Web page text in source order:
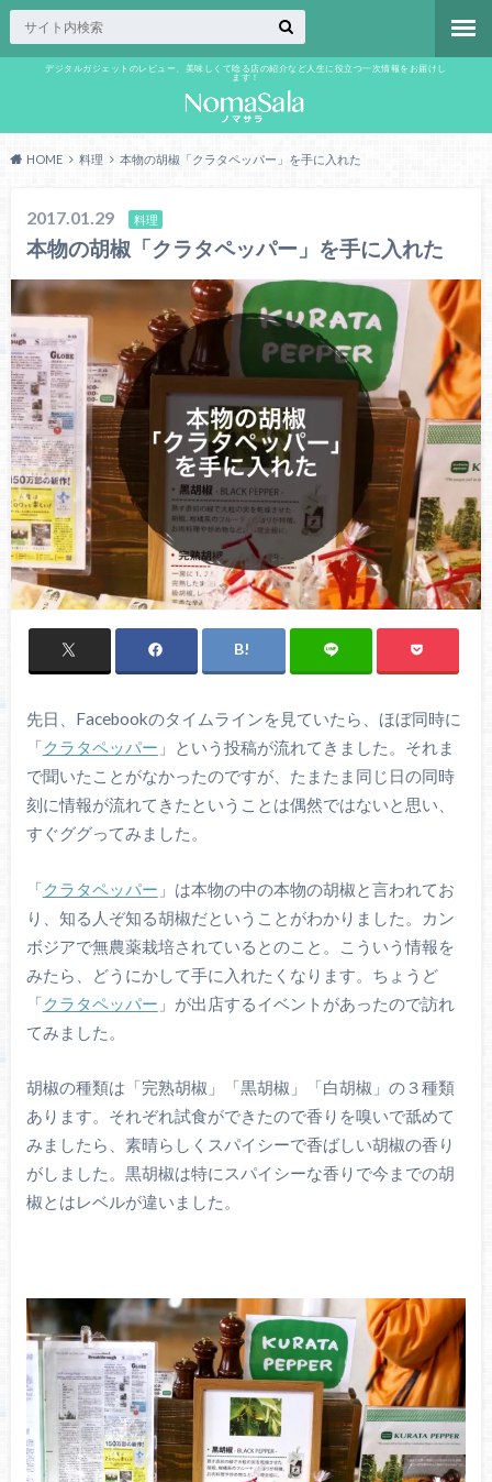
デジタルガジェットのレビュー、美味しくて唸る店の紹介など人生に役立つ一次情報をお届けし
ます！
HOME 料理 本物の胡椒「クラタペッパー」を手に入れた
2017.01.29 料理
本物の胡椒「クラタペッパー」を手に入れた
先日、Facebookのタイムラインを見ていたら、ほぼ同時に
「クラタペッパー 」という投稿が流れてきました。それま
で聞いたことがなかったのですが、たまたま同じ日の同時
刻に情報が流れてきたということは偶然ではないと思い、
すぐググってみました。
「クラタペッパー 」は本物の中の本物の胡椒と言われてお
り、知る人ぞ知る胡椒だということがわかりました。カン
ボジアで無農薬栽培されているとのこと。こういう情報を
みたら、どうにかして手に入れたくなります。ちょうど
「クラタペッパー 」が出店するイベントがあったので訪れ
てみました。
胡椒の種類は「完熟胡椒」「黒胡椒」「白胡椒」の３種類
あります。それぞれ試食ができたので香りを嗅いで舐めて
みましたら、素晴らしくスパイシーで香ばしい胡椒の香り
がしました。黒胡椒は特にスパイシーな香りで今までの胡
椒とはレベルが違いました。